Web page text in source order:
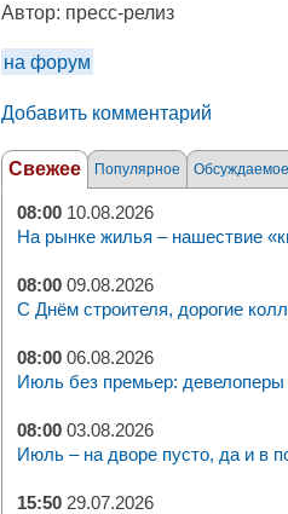
Автор: пресс-релиз
на форум
Добавить комментарий
Свежее Популярное Обсуждаемое
08:00 10.08.2026
На рынке жилья – нашествие
08:00 09.08.2026
С Днём строителя, дорогие
08:00 06.08.2026
Июль без премьер: девелоперы
08:00 03.08.2026
Июль – на дворе пусто, да и в
15:50 29.07.2026